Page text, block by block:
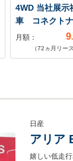
4WD 当社展示
車 コネクト
月額： 9
（72 ヵ月リー
日産
アリア
嬉しい低走